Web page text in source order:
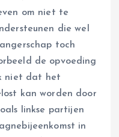
om niet te
die wel
toch
de opvoeding
niet dat het
kan worden door
linkse partijen
in